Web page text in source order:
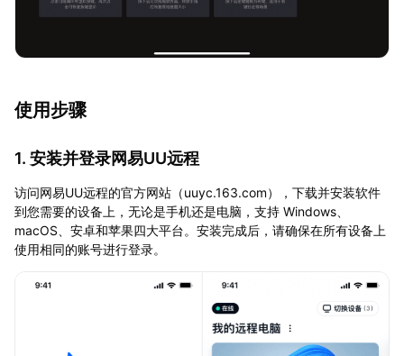
使用步骤
1. 安装并登录网易UU远程
访问网易UU远程的官方网站（uuyc.163.com），下载并安装软件
到您需要的设备上，无论是手机还是电脑，支持 Windows、
macOS、安卓和苹果四大平台。安装完成后，请确保在所有设备上
使用相同的账号进行登录。